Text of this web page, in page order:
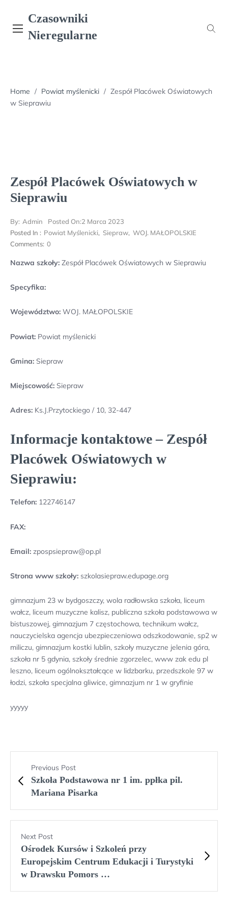
content
Czasowniki
Nieregularne
Home / Powiat myślenicki / Zespół Placówek Oświatowych
w Sieprawiu
Zespół Placówek Oświatowych w
Sieprawiu
By: Admin Posted On:2 Marca 2023
Posted In : Powiat Myślenicki, Siepraw, WOJ. MAŁOPOLSKIE
Comments: 0
Nazwa szkoły: Zespół Placówek Oświatowych w Sieprawiu
Specyfika:
Województwo: WOJ. MAŁOPOLSKIE
Powiat: Powiat myślenicki
Gmina: Siepraw
Miejscowość: Siepraw
Adres: Ks.J.Przytockiego / 10, 32-447
Informacje kontaktowe – Zespół
Placówek Oświatowych w
Sieprawiu:
Telefon: 122746147
FAX:
Email: zpospsiepraw@op.pl
Strona www szkoły: szkolasiepraw.edupage.org
gimnazjum 23 w bydgoszczy, wola radłowska szkoła, liceum
wałcz, liceum muzyczne kalisz, publiczna szkoła podstawowa w
bistuszowej, gimnazjum 7 częstochowa, technikum wałcz,
nauczycielska agencja ubezpieczeniowa odszkodowanie, sp2 w
miliczu, gimnazjum kostki lublin, szkoły muzyczne jelenia góra,
szkoła nr 5 gdynia, szkoły średnie zgorzelec, www zak edu pl
leszno, liceum ogólnokształcące w lidzbarku, przedszkole 97 w
łodzi, szkoła specjalna gliwice, gimnazjum nr 1 w gryfinie
yyyyy
Previous Post
Szkoła Podstawowa nr 1 im. ppłka pil.
Mariana Pisarka
Next Post
Ośrodek Kursów i Szkoleń przy
Europejskim Centrum Edukacji i Turystyki
w Drawsku Pomors …